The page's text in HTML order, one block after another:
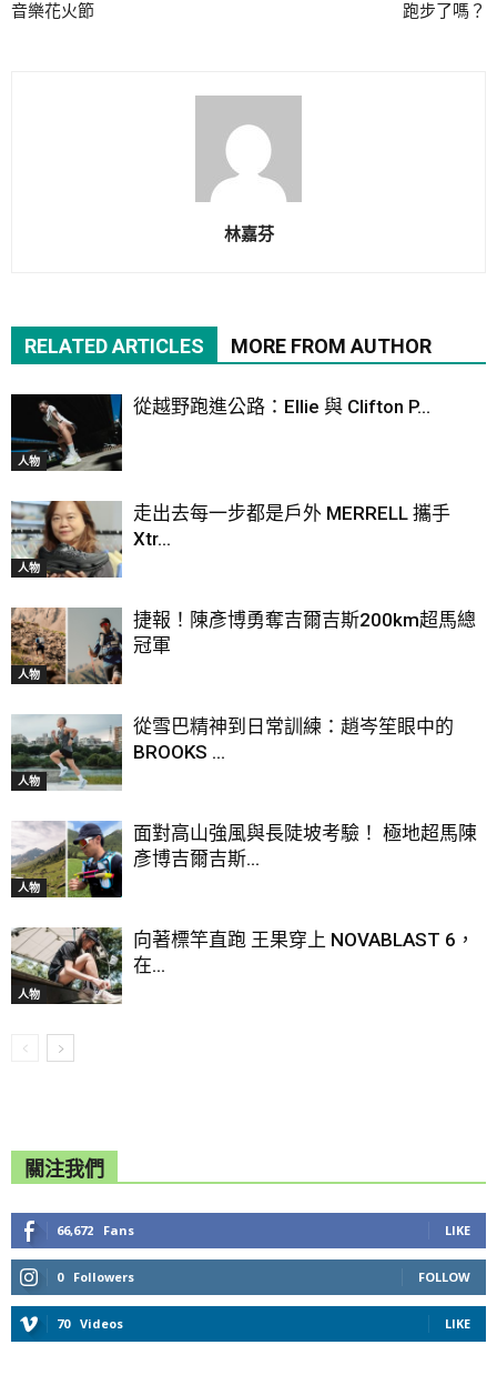
音樂花火節
跑步了嗎？
林嘉芬
RELATED ARTICLES MORE FROM AUTHOR
人物
從越野跑進公路：Ellie 與 Clifton P...
人物
走出去每一步都是戶外 MERRELL 攜手
Xtr...
人物
捷報！陳彥博勇奪吉爾吉斯200km超馬總
冠軍
人物
從雪巴精神到日常訓練：趙岑笙眼中的
BROOKS ...
人物
面對高山強風與長陡坡考驗！ 極地超馬陳
彥博吉爾吉斯...
人物
向著標竿直跑 王果穿上 NOVABLAST 6，
在...
關注我們
66,672 Fans LIKE
0 Followers FOLLOW
70 Videos LIKE